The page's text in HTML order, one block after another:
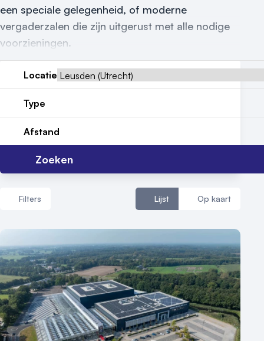
Vraag locatie aan
Meld locatie aan
Contact
een speciale gelegenheid, of moderne
vergaderzalen die zijn uitgerust met alle nodige
voorzieningen.
Locatie
Type
Afstand
Zoeken
Filters Lijst Op kaart
Aantal zalen
1 - 5 zalen
6 - 10 zalen
10 of meer zalen
Aantal personen